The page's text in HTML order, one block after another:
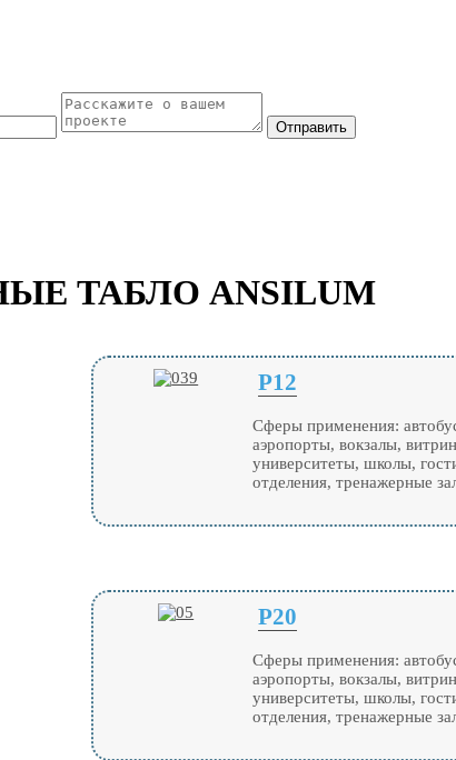
Отправить
ТАБЛО ANSILUM
P12
Сферы применения:
аэропорты, вокзалы,
университеты, школы,
отделения, тренажерные
P20
Сферы применения:
аэропорты, вокзалы,
университеты, школы,
отделения, тренажерные